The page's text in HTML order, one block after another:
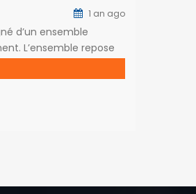
1 an ago
d’un ensemble
L’ensemble repose